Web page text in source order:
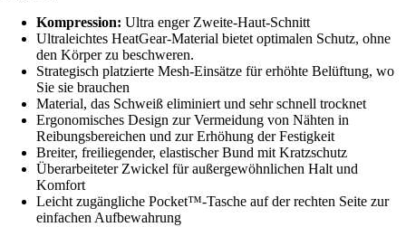
Kompression: Ultra enger Zweite-Haut-Schnitt
Ultraleichtes HeatGear-Material bietet optimalen Schutz, ohne
den Körper zu beschweren.
Strategisch platzierte Mesh-Einsätze für erhöhte Belüftung, wo
Sie sie brauchen
Material, das Schweiß eliminiert und sehr schnell trocknet
Ergonomisches Design zur Vermeidung von Nähten in
Reibungsbereichen und zur Erhöhung der Festigkeit
Breiter, freiliegender, elastischer Bund mit Kratzschutz
Überarbeiteter Zwickel für außergewöhnlichen Halt und
Komfort
Leicht zugängliche Pocket™-Tasche auf der rechten Seite zur
einfachen Aufbewahrung